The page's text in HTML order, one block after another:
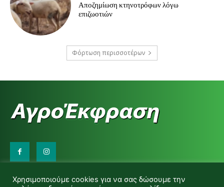
Αποζημίωση κτηνοτρόφων λόγω
επιζωοτιών
Φόρτωση περισσοτέρων
d.makas@yahoo.gr
Χρησιμοποιούμε cookies για να σας δώσουμε την